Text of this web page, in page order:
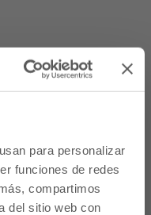
para personalizar
funciones de redes
compartimos
del sitio web con